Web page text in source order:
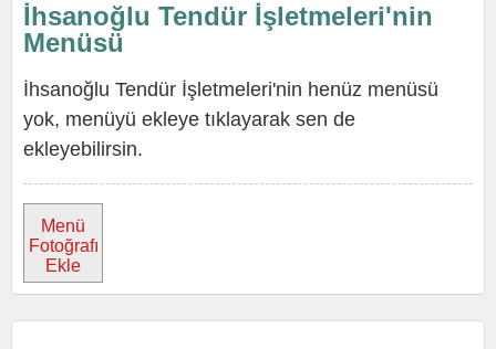
İhsanoğlu Tendür İşletmeleri'nin
Menüsü
İhsanoğlu Tendür İşletmeleri'nin henüz menüsü
yok, menüyü ekleye tıklayarak sen de
ekleyebilirsin.
Menü
Fotoğrafı
Ekle